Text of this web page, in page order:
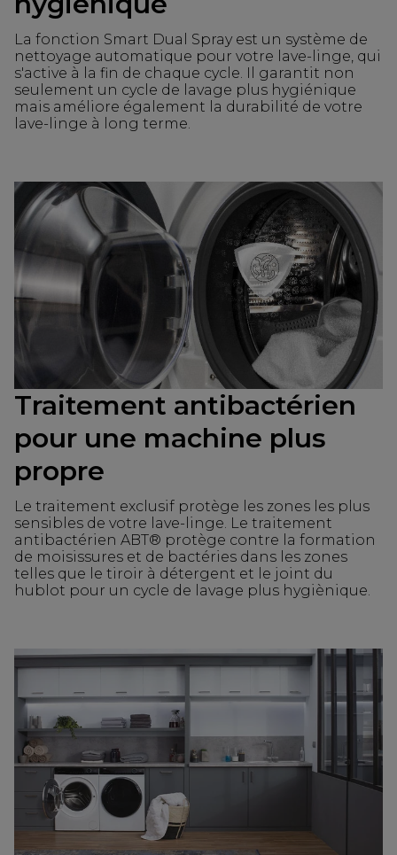
La fonction Smart Dual Spray est un système de
nettoyage automatique pour votre lave-linge, qui
s'active à la fin de chaque cycle. Il garantit non
seulement un cycle de lavage plus hygiénique
mais améliore également la durabilité de votre
lave-linge à long terme.
Traitement antibactérien
pour une machine plus
propre
Le traitement exclusif protège les zones les plus
sensibles de votre lave-linge. Le traitement
antibactérien ABT® protège contre la formation
de moisissures et de bactéries dans les zones
telles que le tiroir à détergent et le joint du
hublot pour un cycle de lavage plus hygiènique.